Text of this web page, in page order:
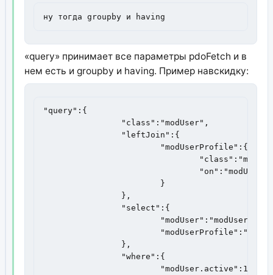
ну тогда groupby и having
«query» принимает все параметры pdoFetch и в
нем есть и groupby и having. Пример навскидку:
"query":{